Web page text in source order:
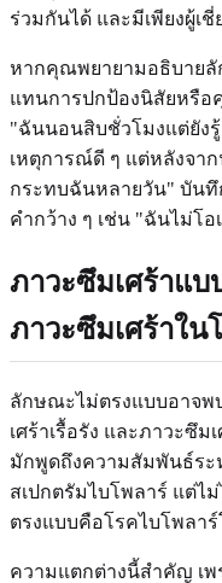
ร่วมกันได้ และมีเพียงผู้เ
หากคุณพยายามอธิบายลั
แทนการปกป้องนิสัยหรือ
"ฉันนอนสิบชั่วโมงแต่ยัง
เหตุการณ์ดี ๆ แต่หลังจา
กระทบฉันหลายวัน" บันทึ
คำกว้าง ๆ เช่น "ฉันไม่โอ
ภาวะซึมเศร้าแบ
ภาวะซึมเศร้าใน
ลักษณะไม่ตรงแบบอาจพ
เศร้าเรื้อรัง และภาวะซึ
มักพูดถึงความสัมพันธ์ระ
สเปกตรัมไบโพลาร์ แต่ไ
ตรงแบบคือโรคไบโพลา
ความแตกต่างนี้สำคัญ เพ